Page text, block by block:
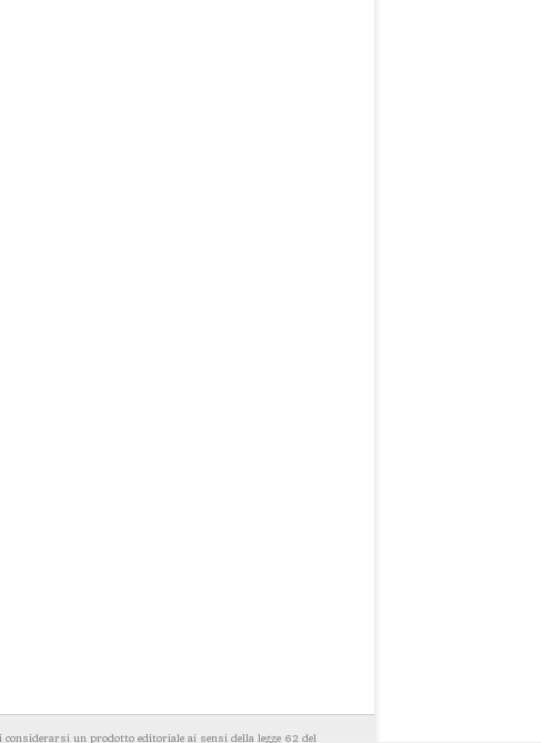
un prodotto editoriale ai sensi della legge 62 del